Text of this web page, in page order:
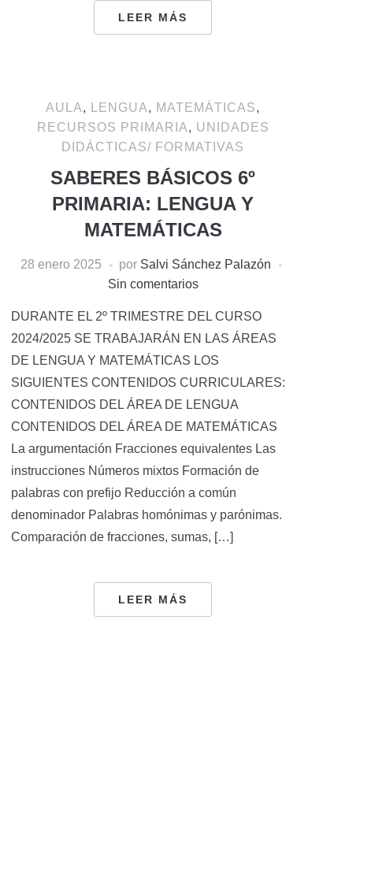
LEER MÁS
AULA, LENGUA, MATEMÁTICAS,
RECURSOS PRIMARIA, UNIDADES
DIDÁCTICAS/ FORMATIVAS
SABERES BÁSICOS 6º
PRIMARIA: LENGUA Y
MATEMÁTICAS
28 enero 2025 por Salvi Sánchez Palazón
Sin comentarios
DURANTE EL 2º TRIMESTRE DEL CURSO
2024/2025 SE TRABAJARÁN EN LAS ÁREAS
DE LENGUA Y MATEMÁTICAS LOS
SIGUIENTES CONTENIDOS CURRICULARES:
CONTENIDOS DEL ÁREA DE LENGUA
CONTENIDOS DEL ÁREA DE MATEMÁTICAS
La argumentación Fracciones equivalentes Las
instrucciones Números mixtos Formación de
palabras con prefijo Reducción a común
denominador Palabras homónimas y parónimas.
Comparación de fracciones, sumas, […]
LEER MÁS